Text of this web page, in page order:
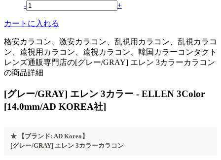
- +
カートに入れる
格安カラコン、激安カラコン、乱視用カラコン、乱視カラコ
ン、遠視用カラコン、遠視カラコン、韓国カラーコンタクト
レンズ通販専門店の[グレー/GRAY] エレン 3カラーカラコン
の商品詳細
[グレー/GRAY] エレン 3カラー - ELLEN 3Color
[14.0mm/AD KOREA社]
★
【ブランド: AD Korea】
[グレー/GRAY] エレン 3カラーカラコン